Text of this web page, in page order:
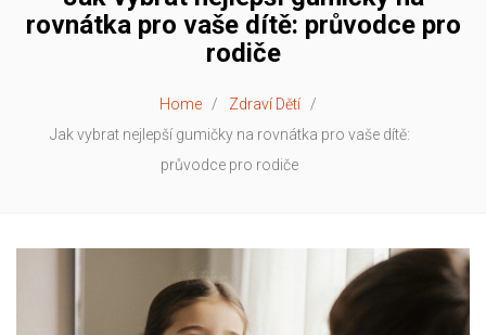
rovnátka pro vaše dítě: průvodce pro
rodiče
Home
Zdraví Dětí
Jak vybrat nejlepší gumičky na rovnátka pro vaše dítě:
průvodce pro rodiče